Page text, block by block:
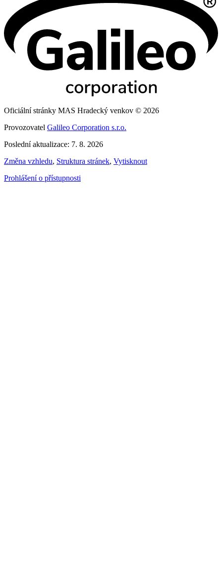
Oficiální stránky MAS Hradecký venkov © 2026
Provozovatel Galileo Corporation s.r.o.
Poslední aktualizace: 7. 8. 2026
Změna vzhledu, Struktura stránek, Vytisknout
Prohlášení o přístupnosti